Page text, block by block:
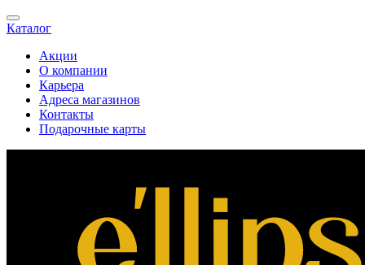
Каталог
Акции
О компании
Карьера
Адреса магазинов
Контакты
Подарочные карты